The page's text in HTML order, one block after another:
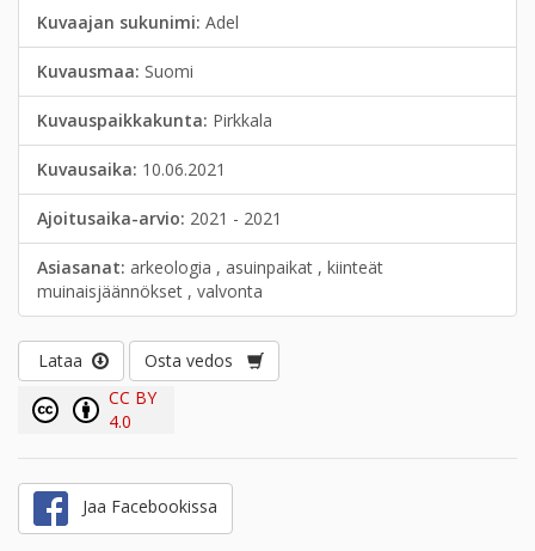
Kuvaajan sukunimi: Adel
Kuvausmaa: Suomi
Kuvauspaikkakunta: Pirkkala
Kuvausaika: 10.06.2021
Ajoitusaika-arvio: 2021 - 2021
Asiasanat: arkeologia , asuinpaikat , kiinteät
muinaisjäännökset , valvonta
Lataa
Osta vedos
CC BY
4.0
Jaa Facebookissa